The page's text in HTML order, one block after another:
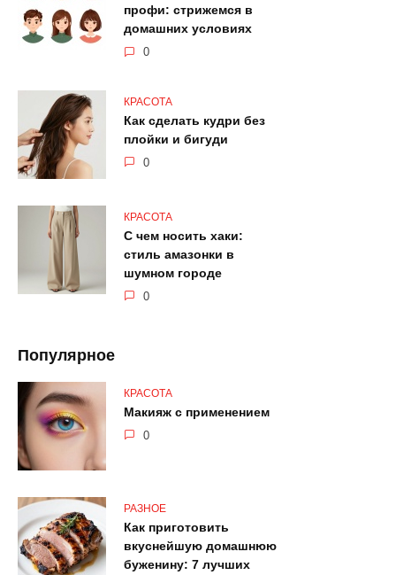
профи: стрижемся в
домашних условиях
0
КРАСОТА
Как сделать кудри без
плойки и бигуди
0
КРАСОТА
С чем носить хаки:
стиль амазонки в
шумном городе
0
Популярное
КРАСОТА
Макияж с применением
0
РАЗНОЕ
Как приготовить
вкуснейшую домашнюю
буженину: 7 лучших